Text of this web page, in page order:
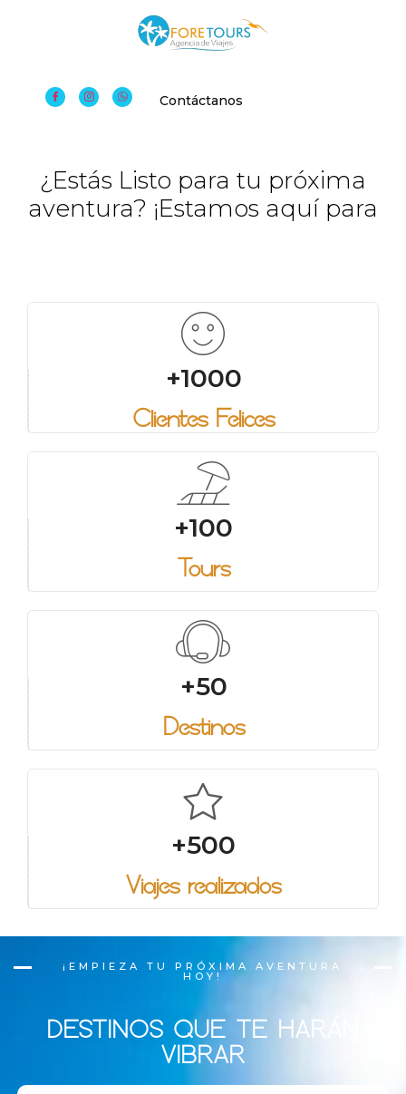
Contáctanos
¿Estás Listo para tu próxima
aventura? ¡Estamos aquí para
+1000
Clientes Felices
+100
Tours
+50
Destinos
+500
Viajes realizados
¡EMPIEZA TU PRÓXIMA AVENTURA
HOY!
DESTINOS QUE TE HARÁN
VIBRAR